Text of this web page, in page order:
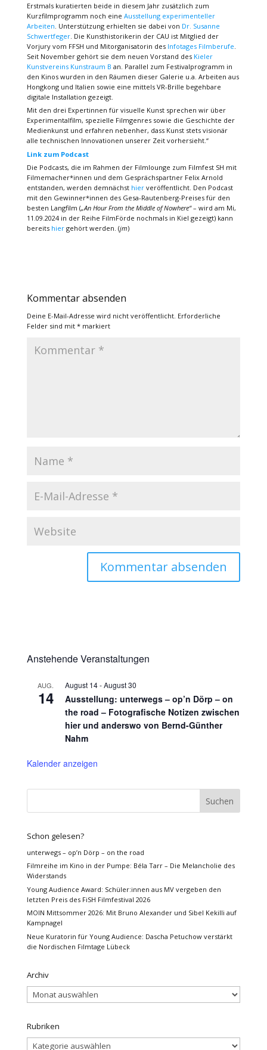
Erstmals kuratierten beide in diesem Jahr zusätzlich zum
Kurzfilmprogramm noch eine Ausstellung experimenteller
Arbeiten . Unterstützung erhielten sie dabei von Dr. Susanne
Schwertfeger. Die Kunsthistorikerin der CAU ist Mitglied der
Vorjury vom FFSH und Mitorganisatorin desInfotages Filmberufe
Seit November gehört sie dem neuen Vorstand des Kieler
Kunstvereins Kunstraum B an. Parallel zum Festivalprogramm in
den Kinos wurden in den Räumen dieser Galerie u.a. Arbeiten aus
Hongkong und Italien sowie eine mittels VR-Brille begehbare
digitale Installation gezeigt.
Mit den drei Expertinnen für visuelle Kunst sprechen wir über
Experimentalfilm, spezielle Filmgenres sowie die Geschichte der
Medienkunst und erfahren nebenher, dass Kunst stets visionär
alle technischen Innovationen unserer Zeit vorhersieht.“
Link zum Podcast
Die Podcasts, die im Rahmen der Filmlounge zum Filmfest SH mit
Filmemacher*innen und dem Gesprächspartner Felix Arnold
entstanden, werden demnächst hierveröffentlicht. Den Podcast
mit den Gewinner*innen des Gesa-Rautenberg-Preises für den
besten Langfilm („An Hour From the Middle of Nowhere“– wird am Mi,
11.09.2024 in der Reihe FilmFörde nochmals in Kiel gezeigt) kann
bereits hiergehört werden. (jm)
Kommentar absenden
Deine E-Mail-Adresse wird nicht veröffentlicht. Erforderliche
Felder sind mit *markiert
Anstehende Veranstaltungen
AUG.
14
August 14-August 30
Ausstellung: unterwegs – op’n Dörp – on
the road – Fotografische Notizen zwischen
hier und anderswo von Bernd-Günther
Nahm
Kalender anzeigen
Schon gelesen?
unterwegs – op’n Dörp – on the road
Filmreihe im Kino in der Pumpe: Béla Tarr – Die Melancholie des
Widerstands
Young Audience Award: Schüler:innen aus MV vergeben den
letzten Preis des FiSH Filmfestival 2026
MOIN Mittsommer 2026: Mit Bruno Alexander und Sibel Kekilli auf
Kampnagel
Neue Kuratorin für Young Audience: Dascha Petuchow verstärkt
die Nordischen Filmtage Lübeck
Archiv
Archiv
Rubriken
Rubriken